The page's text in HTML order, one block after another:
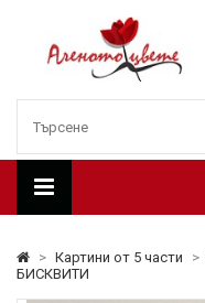
> Картини от 5 части >
БИСКВИТИ